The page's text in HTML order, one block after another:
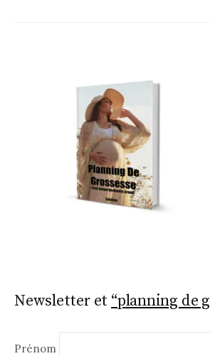
Newsletter et “planning de
Prénom